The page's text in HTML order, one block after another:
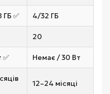
ГБ ✅ 4/32 ГБ
20
✅ Немає / 30 Вт
12–24 місяці